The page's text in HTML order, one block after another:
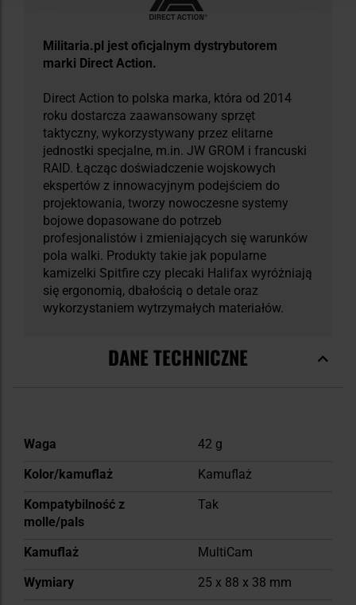
​Militaria.pl jest oficjalnym dystrybutorem
marki Direct Action.
Direct Action to polska marka, która od 2014
roku dostarcza zaawansowany sprzęt
taktyczny, wykorzystywany przez elitarne
jednostki specjalne, m.in. JW GROM i francuski
RAID. Łącząc doświadczenie wojskowych
ekspertów z innowacyjnym podejściem do
projektowania, tworzy nowoczesne systemy
bojowe dopasowane do potrzeb
profesjonalistów i zmieniających się warunków
pola walki. Produkty takie jak popularne
kamizelki Spitfire czy plecaki Halifax wyróżniają
się ergonomią, dbałością o detale oraz
wykorzystaniem wytrzymałych materiałów.
DANE TECHNICZNE
Więcej
Waga
42 g
Kolor/kamuflaż
Kamuflaż
Kompatybilność z
molle/pals
Tak
Kamuflaż
MultiCam
Wymiary
25 x 88 x 38 mm